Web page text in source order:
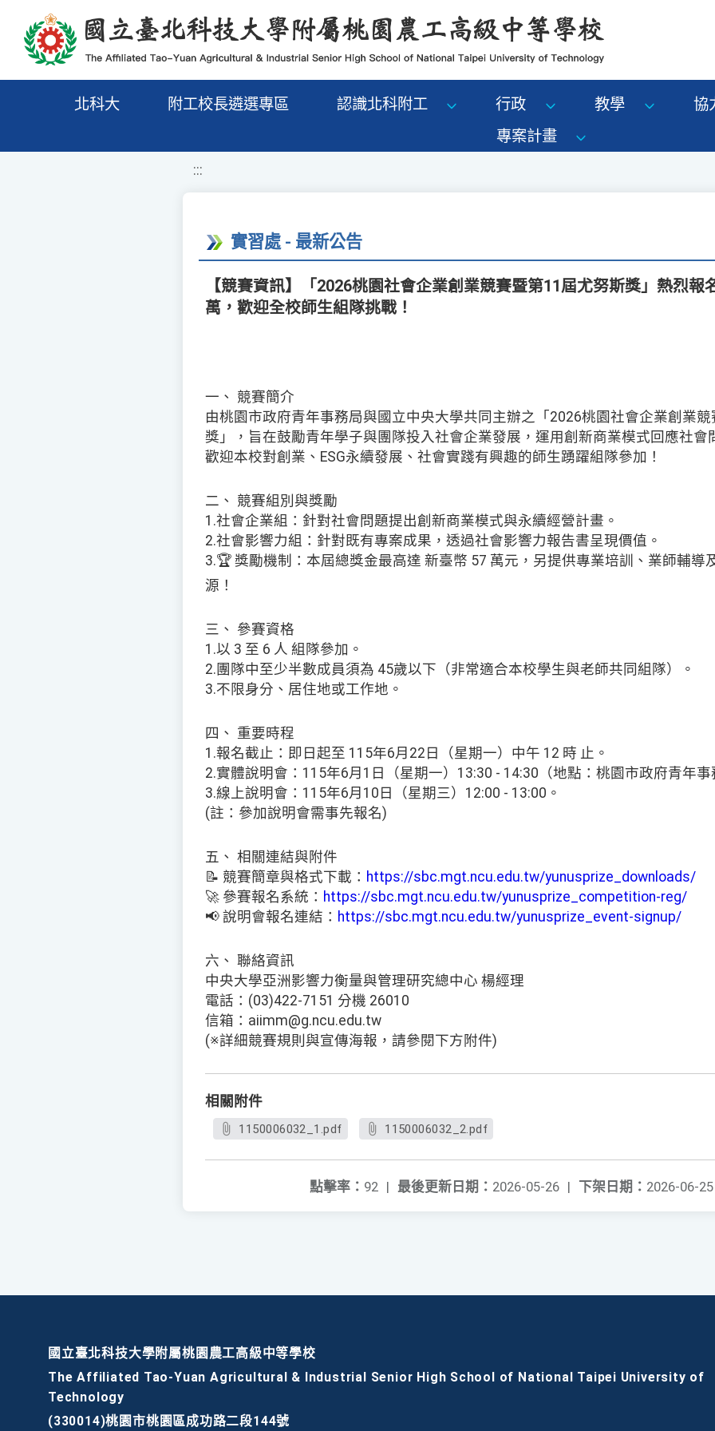
移至網頁之主要內容區位置
北科大 附工校長遴選專區 認識北科附工 行政 教學 協
專案計畫
:::
實習處 - 最新公告
【競賽資訊】「2026桃園社會企業創業競賽暨第11屆尤努斯獎」熱烈報
萬，歡迎全校師生組隊挑戰！
一、 競賽簡介
由桃園市政府青年事務局與國立中央大學共同主辦之「2026桃園社會企業創業
獎」，旨在鼓勵青年學子與團隊投入社會企業發展，運用創新商業模式回應社會
歡迎本校對創業、ESG永續發展、社會實踐有興趣的師生踴躍組隊參加！
二、 競賽組別與獎勵
1.社會企業組：針對社會問題提出創新商業模式與永續經營計畫。
2.社會影響力組：針對既有專案成果，透過社會影響力報告書呈現價值。
3.🏆 獎勵機制：本屆總獎金最高達 新臺幣 57 萬元，另提供專業培訓、業師輔導
源！
三、 參賽資格
1.以 3 至 6 人 組隊參加。
2.團隊中至少半數成員須為 45歲以下（非常適合本校學生與老師共同組隊）。
3.不限身分、居住地或工作地。
四、 重要時程
1.報名截止：即日起至 115年6月22日（星期一）中午 12 時 止。
2.實體說明會：115年6月1日（星期一）13:30 - 14:30（地點：桃園市政府青年事
3.線上說明會：115年6月10日（星期三）12:00 - 13:00。
(註：參加說明會需事先報名)
五、 相關連結與附件
📝 競賽簡章與格式下載： https://sbc.mgt.ncu.edu.tw/yunusprize_downloads/
🚀 參賽報名系統： https://sbc.mgt.ncu.edu.tw/yunusprize_competition-reg/
📢 說明會報名連結： https://sbc.mgt.ncu.edu.tw/yunusprize_event-signup/
六、 聯絡資訊
中央大學亞洲影響力衡量與管理研究總中心 楊經理
電話：(03)422-7151 分機 26010
信箱：aiimm@g.ncu.edu.tw
(※詳細競賽規則與宣傳海報，請參閱下方附件)
相關附件
1150006032_1.pdf 1150006032_2.pdf
下架日期： 2026-06-25
最後更新日期： 2026-05-26 |
點擊率： 92 |
國立臺北科技大學附屬桃園農工高級中等學校
The Affiliated Tao-Yuan Agricultural & Industrial Senior High School of National Taipei University of
Technology
(330014)桃園市桃園區成功路二段144號